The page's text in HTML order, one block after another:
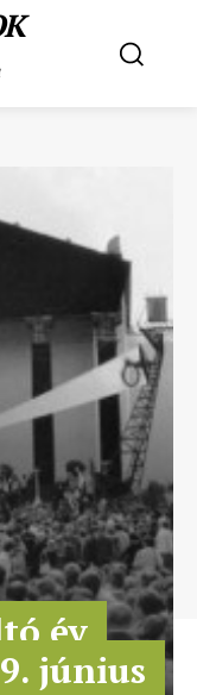
év
június